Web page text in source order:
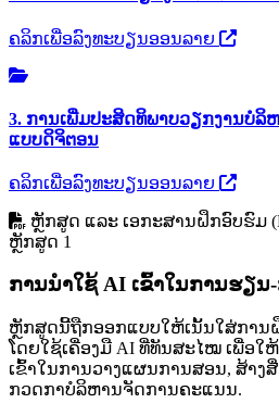
ຄລິກເພື່ອລົງທະບຽນອອນລາຍ
3. ການເພີ່ມປະສິດທິພາບວຽກງານບໍລິ
ແບບດິຈິຕອນ
ຄລິກເພື່ອລົງທະບຽນອອນລາຍ
ຫຼັກສູດ ແລະ ເອກະສານຝຶກອົບຮົມ
ຫຼັກສູດ 1
ການນໍາໃຊ້ AI ເຂົ້າໃນການຮຽນ
ຫຼັກສູດນີ້ຖືກອອກແບບໃຫ້ເນັ້ນໃສ່ການຝຶ
ໂດຍໃຊ້ເຄື່ອງມື AI ທີ່ທັນສະໄໝ ເພື່ອໃ
ເຂົ້າໃນການວາງແຜນການສອນ, ສ້າ
ກວດກາບໍລິຫານຈັດການຄະແນນ.